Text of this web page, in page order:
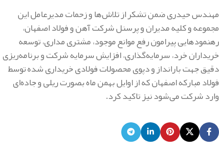
مهندس حیدری ضمن تشکر از تلاش‌ها و زحمات مدیرعامل این
مجموعه و کلیه مدیران و پرسنل شرکت آهن و فولاد اصفهان،
رهنمودهایی پیرامون رفع موانع موجود، مشتری مداری، توسعه
خریداران خرد، سرمایه‌گذاری، افزایش سرمایه شرکت و برنامه‌ریزی
دقیق جهت بارانداز و دپوی محصولات فولادی خریداری شده توسط
فولاد مبارکه اصفهان که از اوایل بهمن ماه بصورت ریلی و جاده‌ای
وارد شرکت می‌شود نیز تاکید کرد.